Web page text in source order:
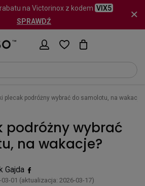
na Victorinox z kodem VIX5
SPRAWDŹ
plecak podróżny wybrać do samolotu, na wakacje?
podróżny wybrać
na wakacje?
Gajda
01 (aktualizacja: 2026-03-17)